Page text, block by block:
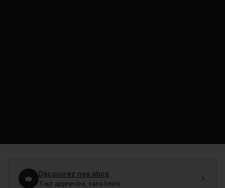
Découvrez nos abos
Tout apprendre, sans limite